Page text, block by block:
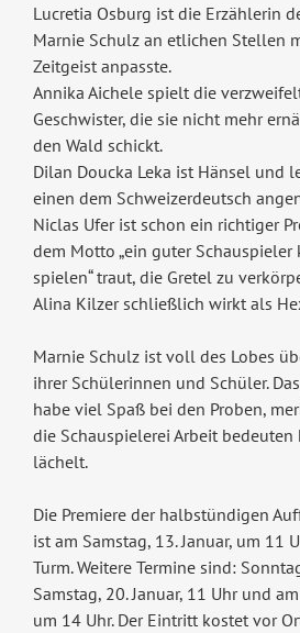
Lucretia Osburg ist die Erzählerin
Marnie Schulz an etlichen Stellen
Zeitgeist anpasste.
Annika Aichele spielt die
Geschwister, die sie nicht mehr
den Wald schickt.
Dilan Doucka Leka ist Hänsel und
einen dem Schweizerdeutsch
Niclas Ufer ist schon ein richtiger
dem Motto „ein guter Schauspieler
spielen“ traut, die Gretel zu
Alina Kilzer schließlich wirkt als
Marnie Schulz ist voll des Lobes
ihrer Schülerinnen und Schüler.
habe viel Spaß bei den Proben,
die Schauspielerei Arbeit bedeuten
lächelt.
Die Premiere der halbstündigen
ist am Samstag, 13. Januar, um 11
Turm. Weitere Termine sind:
Samstag, 20. Januar, 11 Uhr und
um 14 Uhr. Der Eintritt kostet vor